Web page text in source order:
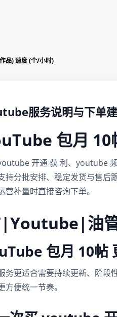
品) 速度 (个/小时)
服务说明与下单
包月 10
开通 获 利、youtube
持分批安排、稳定发货与售后
营补量时直接咨询下单。
油
包月 10帖
务更适合需要持续更新、阶段
方便统一节奏。